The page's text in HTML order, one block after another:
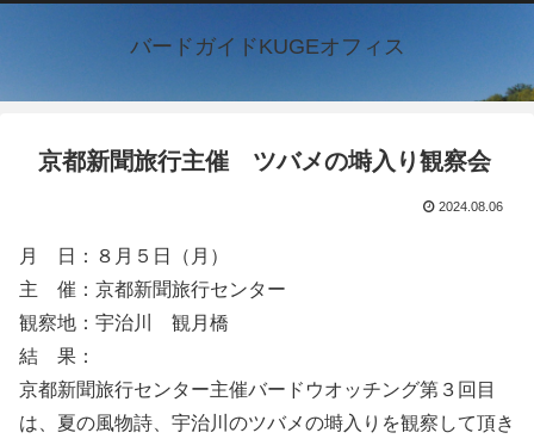
バードガイドKUGEオフィス
京都新聞旅行主催 ツバメの塒入り観察会
2024.08.06
月 日：８月５日（月）
主 催：京都新聞旅行センター
観察地：宇治川 観月橋
結 果：
京都新聞旅行センター主催バードウオッチング第３回目
は、夏の風物詩、宇治川のツバメの塒入りを観察して頂き